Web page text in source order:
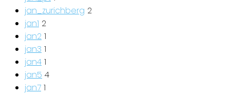
jan_zurichberg 2
jan1 2
jan2 1
jan3 1
jan4 1
jan5 4
jan7 1